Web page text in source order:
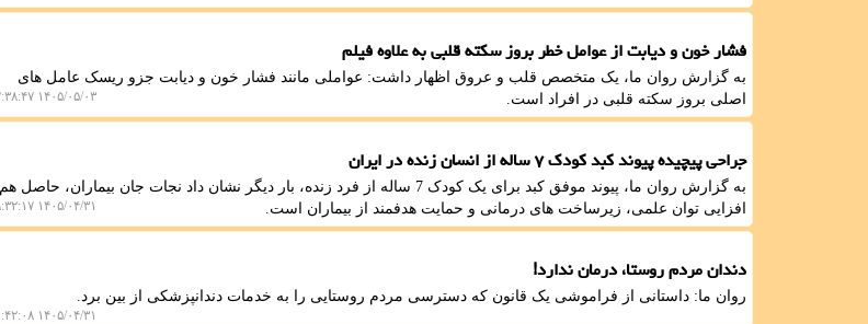
فشار خون و دیابت از عوامل خطر بروز سکته قلبی به علاوه فیلم
به گزارش روان ما، یک متخصص قلب و عروق اظهار داشت: عواملی مانند فشار خون و دیابت جزو ریسک عامل های
اصلی بروز سکته قلبی در افراد است.
۱۴۰۵/۰۵/۰۳ ۱۲:۳۸:۴۷
جراحی پیچیده پیوند کبد کودک ۷ ساله از انسان زنده در ایران
به گزارش روان ما، پیوند موفق کبد برای یک کودک 7 ساله از فرد زنده، بار دیگر نشان داد نجات جان بیماران، حاصل هم
افزایی توان علمی، زیرساخت های درمانی و حمایت هدفمند از بیماران است.
۱۴۰۵/۰۴/۳۱ ۱۹:۳۲:۱۷
دندان مردم روستا، درمان ندارد!
روان ما: داستانی از فراموشی یک قانون که دسترسی مردم روستایی را به خدمات دندانپزشکی از بین برد.
۱۴۰۵/۰۴/۳۱ ۰۰:۴۲:۰۸